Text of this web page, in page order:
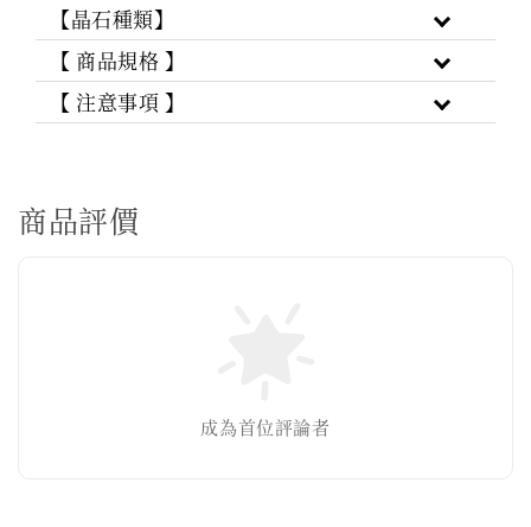
【晶石種類】
【 商品規格 】
【 注意事項 】
商品評價
成為首位評論者